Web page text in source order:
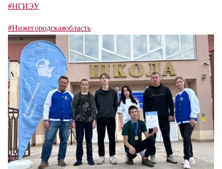
#НГИЭУ
#Нижегородскаяобласть